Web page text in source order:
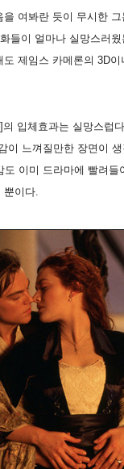
여봐란 듯이 무시한
들이 얼마나 실망스러
제임스 카메론의 3D
입체효과는 실망스럽
이 느껴질만한 장면이
이미 드라마에 빨려
뿐이다.